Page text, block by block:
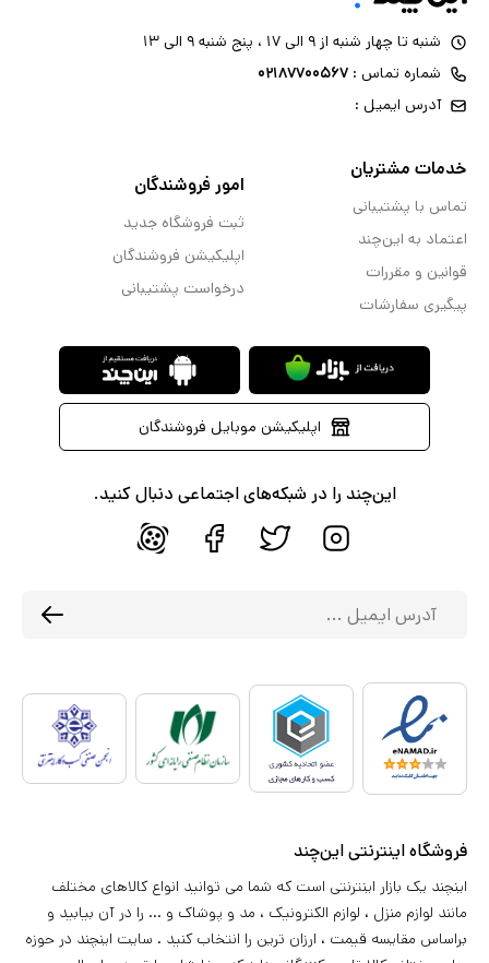
شنبه تا چهار شنبه از ۹ الی ۱۷ ، پنج شنبه ۹ الی ۱۳
شماره تماس : ۰۲۱۸۷۷۰۰۵۶۷
آدرس ایمیل :
خدمات مشتریان
تماس با پشتیبانی
اعتماد به این‌چند
قوانین و مقررات
پیگیری سفارشات
امور فروشندگان
ثبت فروشگاه جدید
اپلیکیشن فروشندگان
درخواست پشتیبانی
اپلیکیشن موبایل فروشندگان
این‌چند را در شبکه‌های اجتماعی دنبال کنید.
فروشگاه اینترنتی این‌چند
اینچند یک بازار اینترنتی است که شما می توانید انواع کالاهای مختلف
مانند لوازم منزل ، لوازم الکترونیک ، مد و پوشاک و ... را در آن بیابید و
براساس مقایسه قیمت ، ارزان ترین را انتخاب کنید . سایت اینچند در حوزه